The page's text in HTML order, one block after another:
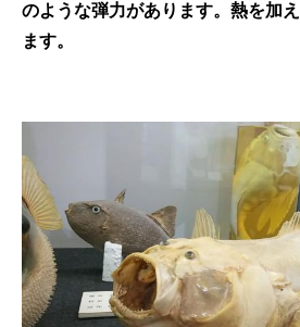
のような弾力があります。熱を加
ます。